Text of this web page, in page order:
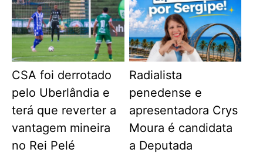
CSA foi derrotado
pelo Uberlândia e
terá que reverter a
vantagem mineira
no Rei Pelé
Radialista
penedense e
apresentadora Crys
Moura é candidata
a Deputada